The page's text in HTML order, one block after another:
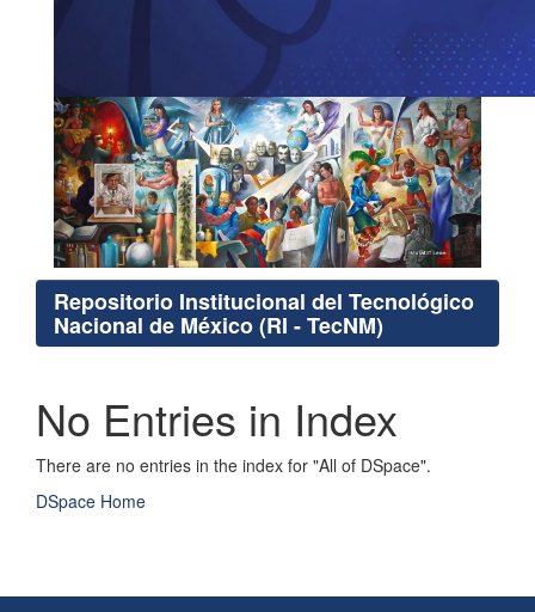
Repositorio Institucional del Tecnológico
Nacional de México (RI - TecNM)
No Entries in Index
There are no entries in the index for "All of DSpace".
DSpace Home